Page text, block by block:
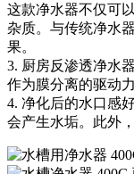
这款净水器不仅可
杂质。与传统净水
果。
3. 厨房反渗透净水
作为膜分离的驱动力
4. 净化后的水口感
会产生水垢。此外